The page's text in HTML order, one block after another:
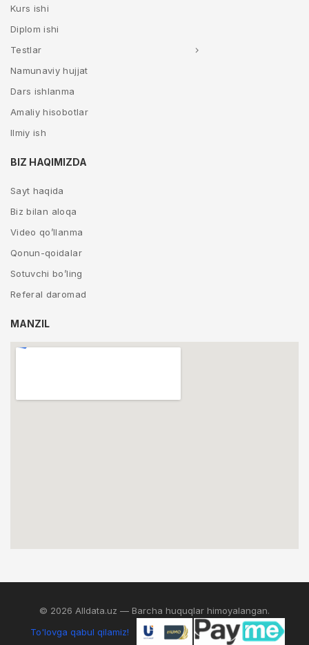
Kurs ishi
Diplom ishi
Testlar
Namunaviy hujjat
Dars ishlanma
Amaliy hisobotlar
Ilmiy ish
BIZ HAQIMIZDA
Sayt haqida
Biz bilan aloqa
Video qo’llanma
Qonun-qoidalar
Sotuvchi bo’ling
Referal daromad
MANZIL
© 2026 Alldata.uz — Barcha huquqlar himoyalangan.
To'lovga qabul qilamiz!